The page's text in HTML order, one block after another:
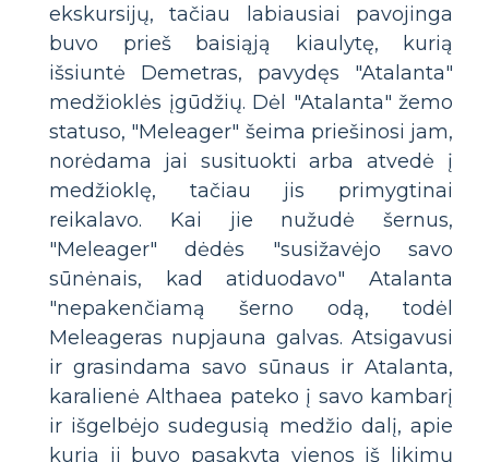
ekskursijų, tačiau labiausiai pavojinga
buvo prieš baisiąją kiaulytę, kurią
išsiuntė Demetras, pavydęs "Atalanta"
medžioklės įgūdžių. Dėl "Atalanta" žemo
statuso, "Meleager" šeima priešinosi jam,
norėdama jai susituokti arba atvedė į
medžioklę, tačiau jis primygtinai
reikalavo. Kai jie nužudė šernus,
"Meleager" dėdės "susižavėjo savo
sūnėnais, kad atiduodavo" Atalanta
"nepakenčiamą šerno odą, todėl
Meleageras nupjauna galvas. Atsigavusi
ir grasindama savo sūnaus ir Atalanta,
karalienė Althaea pateko į savo kambarį
ir išgelbėjo sudegusią medžio dalį, apie
kurią ji buvo pasakyta vienos iš likimų